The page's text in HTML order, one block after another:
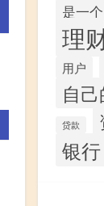
是一个
理
用户
自己
贷款
银行